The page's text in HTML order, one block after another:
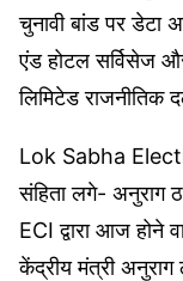
चुनावी बांड पर डेटा
एंड होटल सर्विसेज
लिमिटेड राजनीतिक
Lok Sabha
संहिता लगे- अनुराग
ECI द्वारा आज होने
केंद्रीय मंत्री